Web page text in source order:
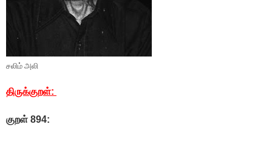
சலிம் அலி
திருக்குறள்:
குறள் 894: